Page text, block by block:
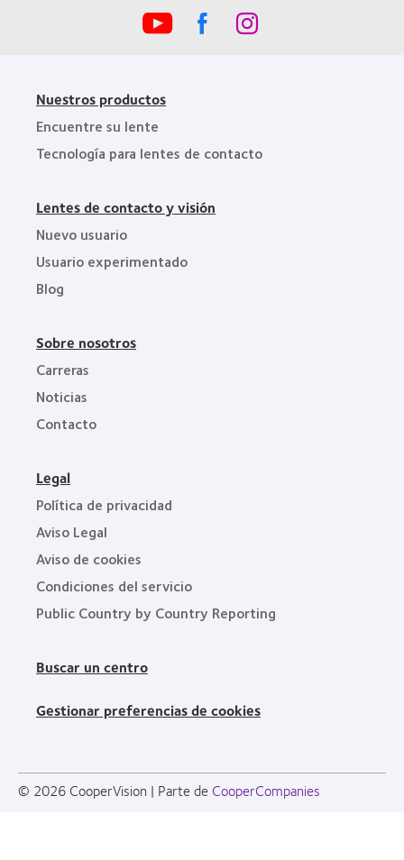
Nuestros productos
Encuentre su lente
Tecnología para lentes de contacto
Lentes de contacto y visión
Nuevo usuario
Usuario experimentado
Blog
Sobre nosotros
Carreras
Noticias
Contacto
Legal
Política de privacidad
Aviso Legal
Aviso de cookies
Condiciones del servicio
Public Country by Country Reporting
Buscar un centro
Gestionar preferencias de cookies
© 2026 CooperVision | Parte de CooperCompanies